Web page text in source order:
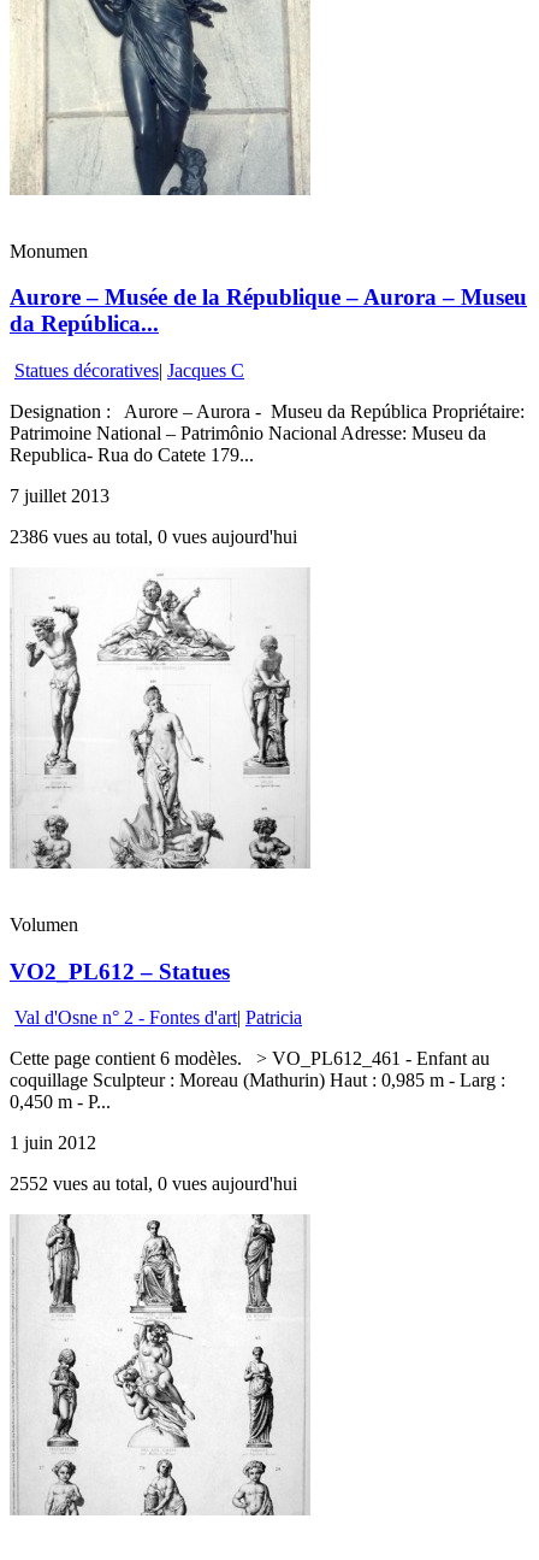
Monumen
Aurore – Musée de la République – Aurora – Museu
da República...
Statues décoratives| Jacques C
Designation : Aurore – Aurora - Museu da República Propriétaire:
Patrimoine National – Patrimônio Nacional Adresse: Museu da
Republica- Rua do Catete 179...
7 juillet 2013
2386 vues au total, 0 vues aujourd'hui
Volumen
VO2_PL612 – Statues
Val d'Osne n° 2 - Fontes d'art| Patricia
Cette page contient 6 modèles. > VO_PL612_461 - Enfant au
coquillage Sculpteur : Moreau (Mathurin) Haut : 0,985 m - Larg :
0,450 m - P...
1 juin 2012
2552 vues au total, 0 vues aujourd'hui